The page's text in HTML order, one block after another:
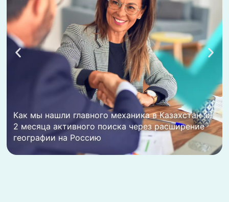
Как мы нашли главного механика в Казахстан за
2 месяца активного поиска через расширение
географии на Россию